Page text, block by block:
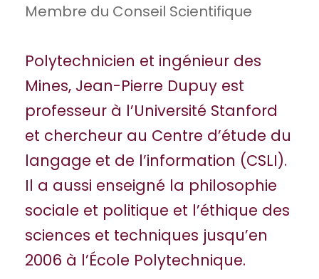
Membre du Conseil Scientifique
Polytechnicien et ingénieur des
Mines, Jean-Pierre Dupuy est
professeur à l’Université Stanford
et chercheur au Centre d’étude du
langage et de l’information (CSLI).
Il a aussi enseigné la philosophie
sociale et politique et l’éthique des
sciences et techniques jusqu’en
2006 à l’École Polytechnique.